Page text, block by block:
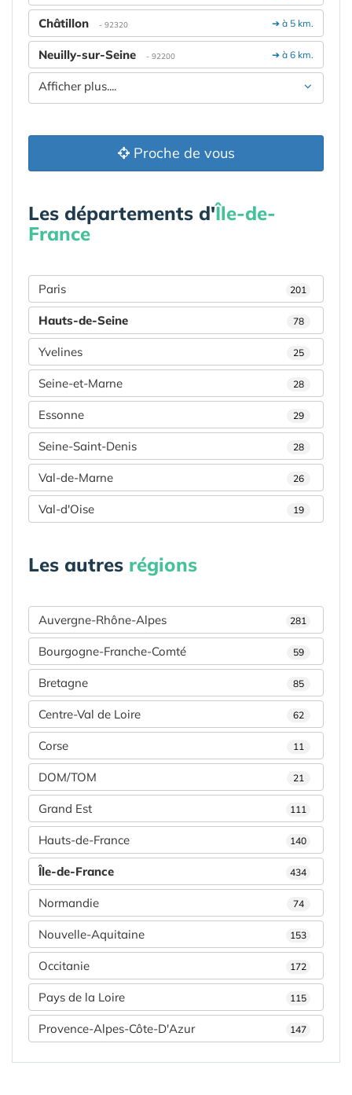
➔ à 5 km.
Châtillon - 92320
➔ à 6 km.
Neuilly-sur-Seine - 92200
Afficher plus....
Proche de vous
Les départements d'Île-de-
France
Paris 201
Hauts-de-Seine 78
Yvelines 25
Seine-et-Marne 28
Essonne 29
Seine-Saint-Denis 28
Val-de-Marne 26
Val-d'Oise 19
Les autres régions
Auvergne-Rhône-Alpes 281
Bourgogne-Franche-Comté 59
Bretagne 85
Centre-Val de Loire 62
Corse 11
DOM/TOM 21
Grand Est 111
Hauts-de-France 140
Île-de-France 434
Normandie 74
Nouvelle-Aquitaine 153
Occitanie 172
Pays de la Loire 115
Provence-Alpes-Côte-D'Azur 147